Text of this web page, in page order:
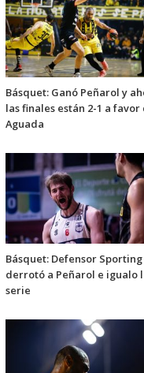
Básquet: Ganó Peñarol y
las finales están 2-1 a favor
Aguada
Básquet: Defensor Sporting
derrotó a Peñarol e igualo
serie